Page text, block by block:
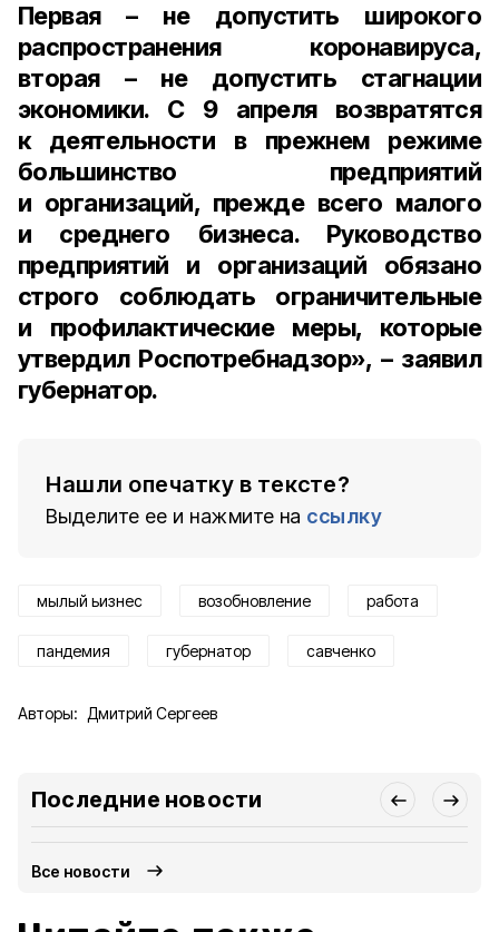
Первая – не допустить широкого
распространения коронавируса,
вторая – не допустить стагнации
экономики. С 9 апрелявозвратятся
к деятельности в прежнем режиме
большинство предприятий
и организаций, прежде всего малого
и среднего бизнеса. Руководство
предприятий и организаций обязано
строго соблюдать ограничительные
и профилактические меры, которые
утвердил Роспотребнадзор», – заявил
губернатор.
Нашли опечатку в тексте?
Выделите ее и нажмите на ссылку
мылый ьизнес возобновление работа
пандемия губернатор савченко
Авторы: Дмитрий Сергеев
Последние новости
Все новости